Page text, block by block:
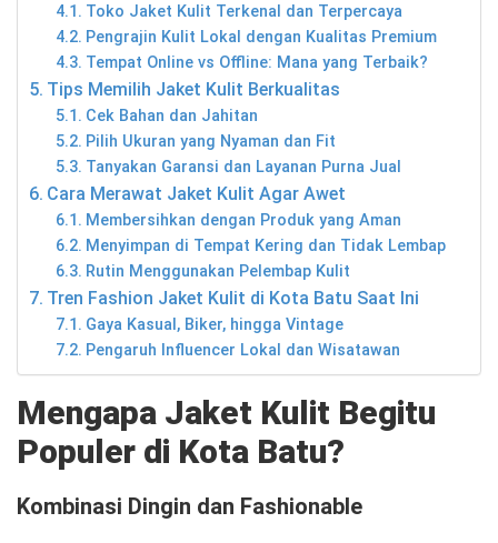
Toko Jaket Kulit Terkenal dan Terpercaya
Pengrajin Kulit Lokal dengan Kualitas Premium
Tempat Online vs Offline: Mana yang Terbaik?
Tips Memilih Jaket Kulit Berkualitas
Cek Bahan dan Jahitan
Pilih Ukuran yang Nyaman dan Fit
Tanyakan Garansi dan Layanan Purna Jual
Cara Merawat Jaket Kulit Agar Awet
Membersihkan dengan Produk yang Aman
Menyimpan di Tempat Kering dan Tidak Lembap
Rutin Menggunakan Pelembap Kulit
Tren Fashion Jaket Kulit di Kota Batu Saat Ini
Gaya Kasual, Biker, hingga Vintage
Pengaruh Influencer Lokal dan Wisatawan
Mengapa Jaket Kulit Begitu
Populer di Kota Batu?
Kombinasi Dingin dan Fashionable